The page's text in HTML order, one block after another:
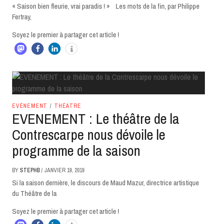
« Saison bien fleurie, vrai paradis ! » Les mots de la fin, par Philippe
Fertray,
Soyez le premier à partager cet article !
EVÈNEMENT / THÉATRE
EVENEMENT : Le théâtre de la
Contrescarpe nous dévoile le
programme de la saison
BY STEPHB/ JANVIER 19, 2019
Si la saison dernière, le discours de Maud Mazur, directrice artistique
du Théâtre de la
Soyez le premier à partager cet article !